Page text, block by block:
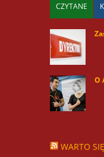
CZYTANE
O
WARTO